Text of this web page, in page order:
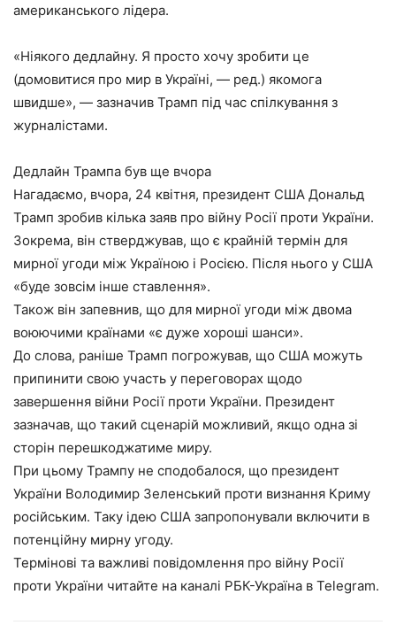
американського лідера.
«Ніякого дедлайну. Я просто хочу зробити це
(домовитися про мир в Україні, — ред.) якомога
швидше», — зазначив Трамп під час спілкування з
журналістами.
Дедлайн Трампа був ще вчора
Нагадаємо, вчора, 24 квітня, президент США Дональд
Трамп зробив кілька заяв про війну Росії проти України.
Зокрема, він стверджував, що є крайній термін для
мирної угоди між Україною і Росією. Після нього у США
«буде зовсім інше ставлення».
Також він запевнив, що для мирної угоди між двома
воюючими країнами «є дуже хороші шанси».
До слова, раніше Трамп погрожував, що США можуть
припинити свою участь у переговорах щодо
завершення війни Росії проти України. Президент
зазначав, що такий сценарій можливий, якщо одна зі
сторін перешкоджатиме миру.
При цьому Трампу не сподобалося, що президент
України Володимир Зеленський проти визнання Криму
російським. Таку ідею США запропонували включити в
потенційну мирну угоду.
Термінові та важливі повідомлення про війну Росії
проти України читайте на каналі РБК-Україна в Telegram.